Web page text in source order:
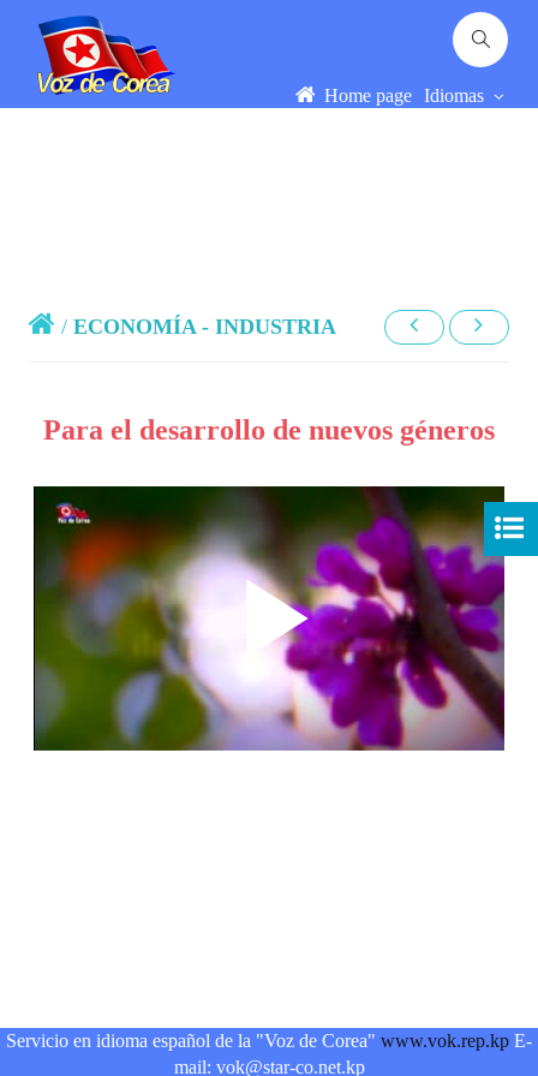
Home page Idiomas
/ECONOMÍA - INDUSTRIA
Para el desarrollo de nuevos géneros
Servicio en idioma español de la "Voz de Corea" www.vok.rep.kp E-
mail: vok@star-co.net.kp